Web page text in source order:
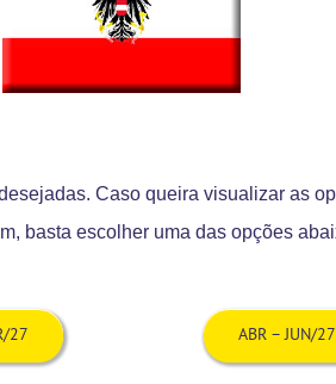
Caso queira visualizar as
basta escolher uma das opções
27 ABR – JUN/27